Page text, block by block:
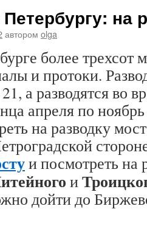
на
автором olga
более трехсот
и протоки.
а разводятся во
апреля по
на разводку
и посмотреть на
и
дойти до